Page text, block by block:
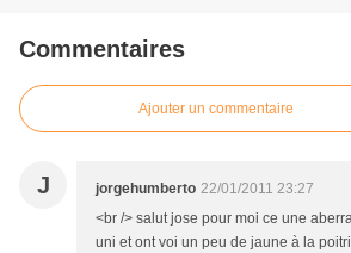
Commentaires
Ajouter un commentaire
J jorgehumberto 22/01/2011 23:27
<br /> salut jose pour moi ce une
uni et ont voi un peu de jaune à la